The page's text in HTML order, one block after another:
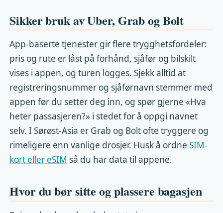
Sikker bruk av Uber, Grab og Bolt
App-baserte tjenester gir flere trygghetsfordeler:
pris og rute er låst på forhånd, sjåfør og bilskilt
vises i appen, og turen logges. Sjekk alltid at
registreringsnummer og sjåførnavn stemmer med
appen før du setter deg inn, og spør gjerne «Hva
heter passasjeren?» i stedet for å oppgi navnet
selv. I Sørøst-Asia er Grab og Bolt ofte tryggere og
rimeligere enn vanlige drosjer. Husk å ordneSIM-
kort eller eSIM så du har data til appene.
Hvor du bør sitte og plassere bagasjen